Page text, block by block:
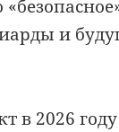
и
в 2026